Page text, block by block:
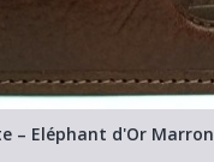
– Eléphant d'Or Marron